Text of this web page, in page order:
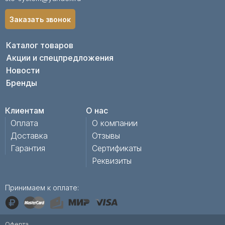
Каталог товаров
Акции и спецпредложения
Новости
Бренды
Клиентам
Оплата
Доставка
Гарантия
О нас
О компании
Отзывы
Сертификаты
Реквизиты
Принимаем к оплате:
Заказать звонок